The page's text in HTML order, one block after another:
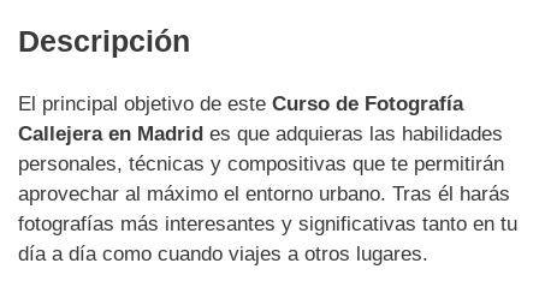
Descripción
El principal objetivo de este Curso de Fotografía
Callejera en Madrid es que adquieras las habilidades
personales, técnicas y compositivas que te permitirán
aprovechar al máximo el entorno urbano. Tras él harás
fotografías más interesantes y significativas tanto en tu
día a día como cuando viajes a otros lugares.